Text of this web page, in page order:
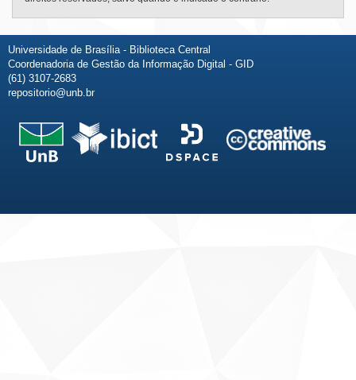
Universidade de Brasília - Biblioteca Central
Coordenadoria de Gestão da Informação Digital - GID
(61) 3107-2683
repositorio@unb.br